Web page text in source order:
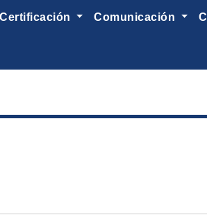
certificación comunicación